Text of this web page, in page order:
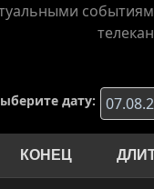
дату:
КОНЕЦ